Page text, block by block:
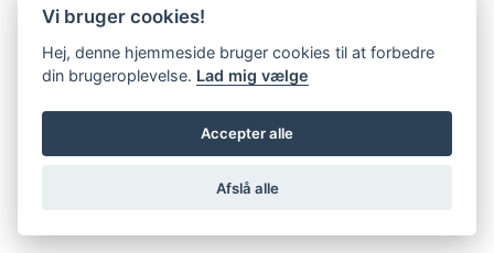
Vi bruger cookies!
Hej, denne hjemmeside bruger cookies til at forbedre
din brugeroplevelse. Lad mig vælge
Accepter alle
Afslå alle